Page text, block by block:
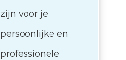
zijn voor je
persoonlijke en
professionele